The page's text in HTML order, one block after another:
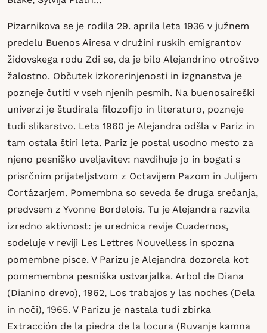
Pizarnikova se je rodila 29. aprila leta 1936 v južnem
predelu Buenos Airesa v družini ruskih emigrantov
židovskega rodu Zdi se, da je bilo Alejandrino otroštvo
žalostno. Občutek izkorerinjenosti in izgnanstva je
pozneje čutiti v vseh njenih pesmih. Na buenosaireški
univerzi je študirala filozofijo in literaturo, pozneje
tudi slikarstvo. Leta 1960 je Alejandra odšla v Pariz in
tam ostala štiri leta. Pariz je postal usodno mesto za
njeno pesniško uveljavitev: navdihuje jo in bogati s
prisrčnim prijateljstvom z Octavijem Pazom in Julijem
Cortázarjem. Pomembna so seveda še druga srečanja,
predvsem z Yvonne Bordelois. Tu je Alejandra razvila
izredno aktivnost: je urednica revije Cuadernos,
sodeluje v reviji Les Lettres Nouvelless in spozna
pomembne pisce. V Parizu je Alejandra dozorela kot
pomemembna pesniška ustvarjalka. Arbol de Diana
(Dianino drevo), 1962, Los trabajos y las noches (Dela
in noči), 1965. V Parizu je nastala tudi zbirka
Extracción de la piedra de la locura (Ruvanje kamna